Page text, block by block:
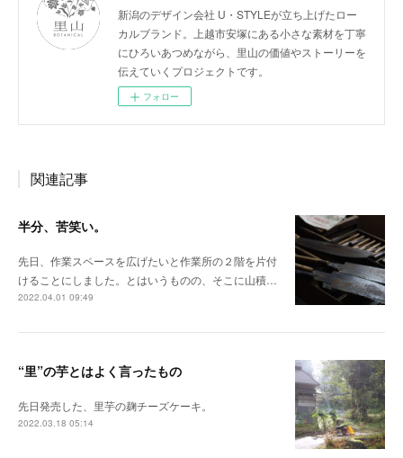
新潟のデザイン会社 U・STYLEが立ち上げたロー
カルブランド。上越市安塚にある小さな素材を丁寧
にひろいあつめながら、里山の価値やストーリーを
伝えていくプロジェクトです。
フォロー
関連記事
半分、苦笑い。
先日、作業スペースを広げたいと作業所の２階を片付
けることにしました。とはいうものの、そこに山積…
2022.04.01 09:49
“里”の芋とはよく言ったもの
先日発売した、里芋の麹チーズケーキ。
2022.03.18 05:14